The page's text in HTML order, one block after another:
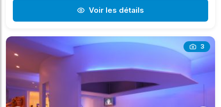
Voir les détails
3